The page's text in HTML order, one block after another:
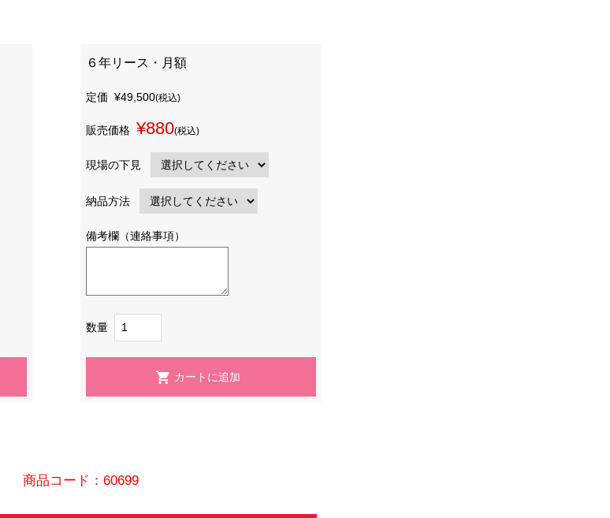
６年リース・月額
定価 ¥49,500(税込)
販売価格 ¥880(税込)
現場の下見
納品方法
備考欄（連絡事項）
数量
商品コード：60699